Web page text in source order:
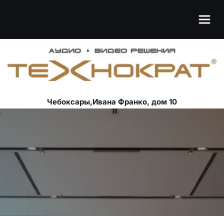
Чебоксары,Ивана Франко, дом 10